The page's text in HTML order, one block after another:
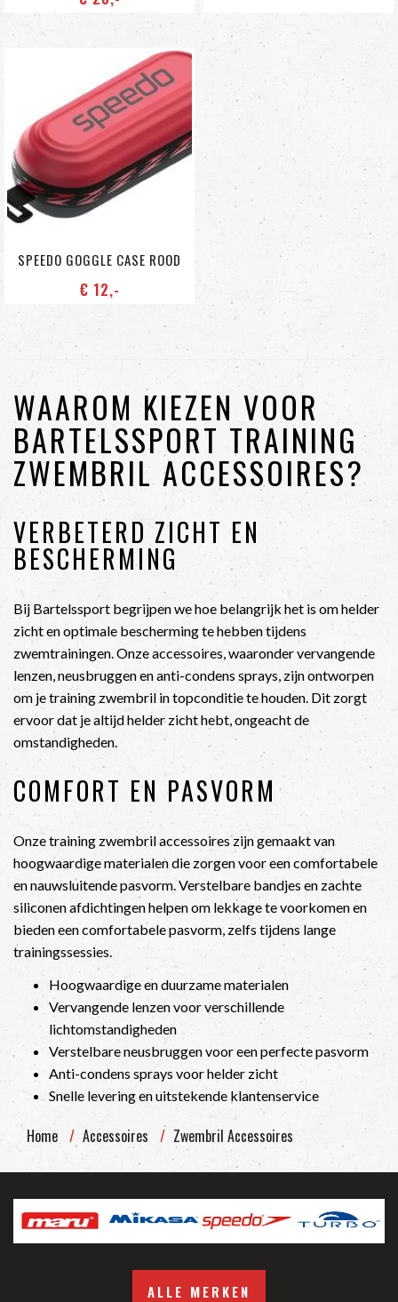
SPEEDO GOGGLE CASE ROOD
€ 12,-
WAAROM KIEZEN VOOR
BARTELSSPORT TRAINING
ZWEMBRIL ACCESSOIRES?
VERBETERD ZICHT EN
BESCHERMING
Bij Bartelssport begrijpen we hoe belangrijk het is om helder
zicht en optimale bescherming te hebben tijdens
zwemtrainingen. Onze accessoires, waaronder vervangende
lenzen, neusbruggen en anti-condens sprays, zijn ontworpen
om je training zwembril in topconditie te houden. Dit zorgt
ervoor dat je altijd helder zicht hebt, ongeacht de
omstandigheden.
COMFORT EN PASVORM
Onze training zwembril accessoires zijn gemaakt van
hoogwaardige materialen die zorgen voor een comfortabele
en nauwsluitende pasvorm. Verstelbare bandjes en zachte
siliconen afdichtingen helpen om lekkage te voorkomen en
bieden een comfortabele pasvorm, zelfs tijdens lange
trainingssessies.
Hoogwaardige en duurzame materialen
Vervangende lenzen voor verschillende
lichtomstandigheden
Verstelbare neusbruggen voor een perfecte pasvorm
Anti-condens sprays voor helder zicht
Snelle levering en uitstekende klantenservice
Home Accessoires Zwembril Accessoires
ALLE MERKEN